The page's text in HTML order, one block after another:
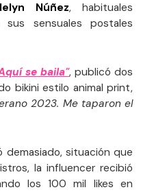
Núñez, habituales
sensuales postales
se baila", publicó dos
bikini estilo animal print,
2023. Me taparon el
demasiado, situación que
la influencer recibió
los 100 mil likes en